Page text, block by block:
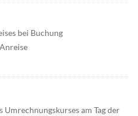
bei Buchung
am Tag der